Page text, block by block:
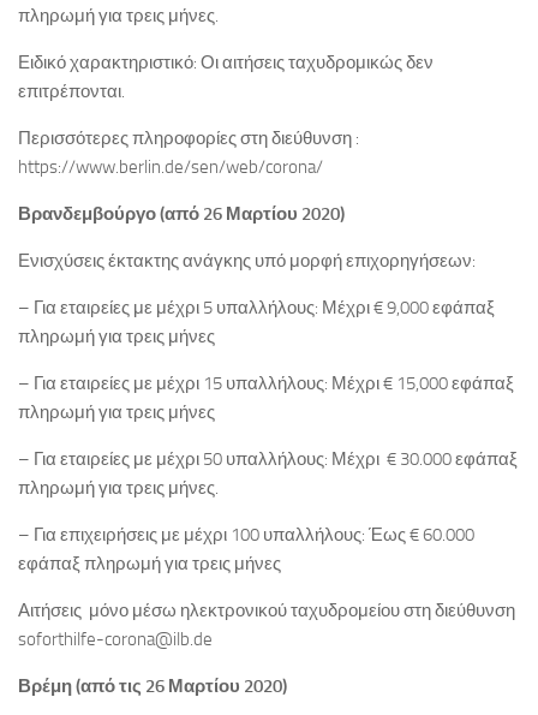
πληρωμή για τρεις μήνες.
Ειδικό χαρακτηριστικό: Οι αιτήσεις ταχυδρομικώς δεν
επιτρέπονται.
Περισσότερες πληροφορίες στη διεύθυνση :
https://www.berlin.de/sen/web/corona/
Βρανδεμβούργο (από 26 Μαρτίου 2020)
Ενισχύσεις έκτακτης ανάγκης υπό μορφή επιχορηγήσεων:
– Για εταιρείες με μέχρι 5 υπαλλήλους: Μέχρι € 9,000 εφάπαξ
πληρωμή για τρεις μήνες
– Για εταιρείες με μέχρι 15 υπαλλήλους: Μέχρι € 15,000 εφάπαξ
πληρωμή για τρεις μήνες
– Για εταιρείες με μέχρι 50 υπαλλήλους: Μέχρι € 30.000 εφάπαξ
πληρωμή για τρεις μήνες.
– Για επιχειρήσεις με μέχρι 100 υπαλλήλους: Έως € 60.000
εφάπαξ πληρωμή για τρεις μήνες
Αιτήσεις μόνο μέσω ηλεκτρονικού ταχυδρομείου στη διεύθυνση
soforthilfe-corona@ilb.de
Βρέμη (από τις 26 Μαρτίου 2020)